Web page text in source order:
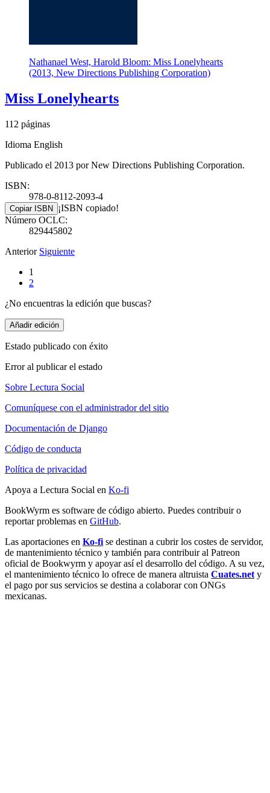
Nathanael West, Harold Bloom: Miss Lonelyhearts
(2013, New Directions Publishing Corporation)
Miss Lonelyhearts
112 páginas
Idioma English
Publicado el 2013 por New Directions Publishing Corporation.
ISBN:
978-0-8112-2093-4
Copiar ISBN
¡ISBN copiado!
Número OCLC:
829445802
Anterior Siguiente
1
2
¿No encuentras la edición que buscas?
Añadir edición
Estado publicado con éxito
Error al publicar el estado
Sobre Lectura Social
Comuníquese con el administrador del sitio
Documentación de Django
Código de conducta
Política de privacidad
Apoya a Lectura Social en Ko-fi
BookWyrm es software de código abierto. Puedes contribuir o
reportar problemas en GitHub.
Las aportaciones en Ko-fi se destinan a cubrir los costes de servidor,
de mantenimiento técnico y también para contribuir al Patreon
oficial de Bookwyrm y apoyar así el desarrollo del código. A su vez,
el mantenimiento técnico lo ofrece de manera altruista Cuates.net y
el pago por sus servicios se destina a colaborar con ONGs
mexicanas.